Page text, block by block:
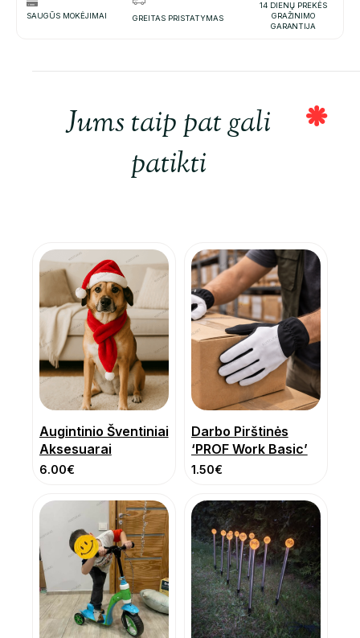
SAUGŪS MOKĖJIMAI GREITAS PRISTATYMAS
14 DIENŲ PREKĖS
GRAŽINIMO
GARANTIJA
Jums taip pat gali
patikti
Augintinio Šventiniai
Aksesuarai
6.00€
Darbo Pirštinės
‘PROF Work Basic’
1.50€